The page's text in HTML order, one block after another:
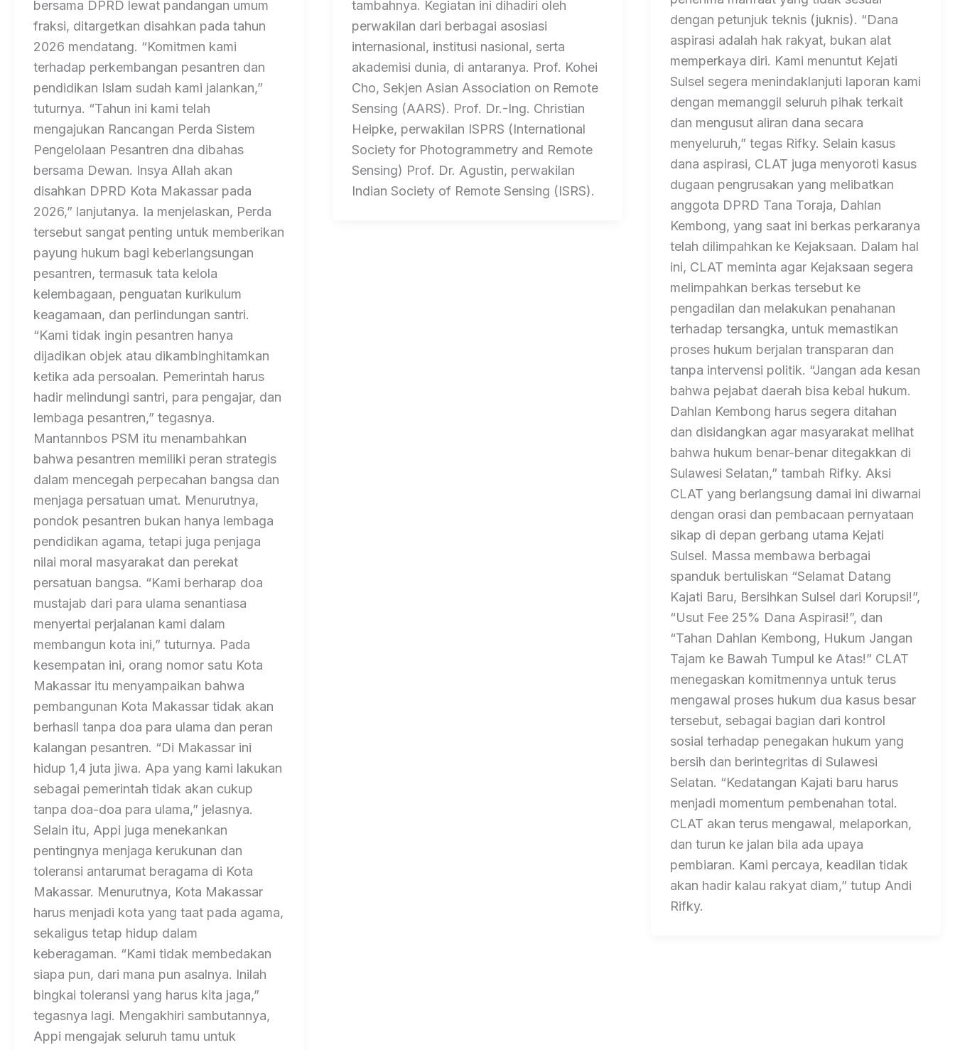
bersama DPRD lewat pandangan umum
fraksi, ditargetkan disahkan pada tahun
2026 mendatang. “Komitmen kami
terhadap perkembangan pesantren dan
pendidikan Islam sudah kami jalankan,”
tuturnya. “Tahun ini kami telah
mengajukan Rancangan Perda Sistem
Pengelolaan Pesantren dna dibahas
bersama Dewan. Insya Allah akan
disahkan DPRD Kota Makassar pada
2026,” lanjutanya. Ia menjelaskan, Perda
tersebut sangat penting untuk memberikan
payung hukum bagi keberlangsungan
pesantren, termasuk tata kelola
kelembagaan, penguatan kurikulum
keagamaan, dan perlindungan santri.
“Kami tidak ingin pesantren hanya
dijadikan objek atau dikambinghitamkan
ketika ada persoalan. Pemerintah harus
hadir melindungi santri, para pengajar, dan
lembaga pesantren,” tegasnya.
Mantannbos PSM itu menambahkan
bahwa pesantren memiliki peran strategis
dalam mencegah perpecahan bangsa dan
menjaga persatuan umat. Menurutnya,
pondok pesantren bukan hanya lembaga
pendidikan agama, tetapi juga penjaga
nilai moral masyarakat dan perekat
persatuan bangsa. “Kami berharap doa
mustajab dari para ulama senantiasa
menyertai perjalanan kami dalam
membangun kota ini,” tuturnya. Pada
kesempatan ini, orang nomor satu Kota
Makassar itu menyampaikan bahwa
pembangunan Kota Makassar tidak akan
berhasil tanpa doa para ulama dan peran
kalangan pesantren. “Di Makassar ini
hidup 1,4 juta jiwa. Apa yang kami lakukan
sebagai pemerintah tidak akan cukup
tanpa doa-doa para ulama,” jelasnya.
Selain itu, Appi juga menekankan
pentingnya menjaga kerukunan dan
toleransi antarumat beragama di Kota
Makassar. Menurutnya, Kota Makassar
harus menjadi kota yang taat pada agama,
sekaligus tetap hidup dalam
keberagaman. “Kami tidak membedakan
siapa pun, dari mana pun asalnya. Inilah
bingkai toleransi yang harus kita jaga,”
tegasnya lagi. Mengakhiri sambutannya,
Appi mengajak seluruh tamu untuk
tambahnya. Kegiatan ini dihadiri oleh
perwakilan dari berbagai asosiasi
internasional, institusi nasional, serta
akademisi dunia, di antaranya. Prof. Kohei
Cho, Sekjen Asian Association on Remote
Sensing (AARS). Prof. Dr.-Ing. Christian
Heipke, perwakilan ISPRS (International
Society for Photogrammetry and Remote
Sensing) Prof. Dr. Agustin, perwakilan
Indian Society of Remote Sensing (ISRS).
dengan petunjuk teknis (juknis). “Dana
aspirasi adalah hak rakyat, bukan alat
memperkaya diri. Kami menuntut Kejati
Sulsel segera menindaklanjuti laporan kami
dengan memanggil seluruh pihak terkait
dan mengusut aliran dana secara
menyeluruh,” tegas Rifky. Selain kasus
dana aspirasi, CLAT juga menyoroti kasus
dugaan pengrusakan yang melibatkan
anggota DPRD Tana Toraja, Dahlan
Kembong, yang saat ini berkas perkaranya
telah dilimpahkan ke Kejaksaan. Dalam hal
ini, CLAT meminta agar Kejaksaan segera
melimpahkan berkas tersebut ke
pengadilan dan melakukan penahanan
terhadap tersangka, untuk memastikan
proses hukum berjalan transparan dan
tanpa intervensi politik. “Jangan ada kesan
bahwa pejabat daerah bisa kebal hukum.
Dahlan Kembong harus segera ditahan
dan disidangkan agar masyarakat melihat
bahwa hukum benar-benar ditegakkan di
Sulawesi Selatan,” tambah Rifky. Aksi
CLAT yang berlangsung damai ini diwarnai
dengan orasi dan pembacaan pernyataan
sikap di depan gerbang utama Kejati
Sulsel. Massa membawa berbagai
spanduk bertuliskan “Selamat Datang
Kajati Baru, Bersihkan Sulsel dari Korupsi!”,
“Usut Fee 25% Dana Aspirasi!”, dan
“Tahan Dahlan Kembong, Hukum Jangan
Tajam ke Bawah Tumpul ke Atas!” CLAT
menegaskan komitmennya untuk terus
mengawal proses hukum dua kasus besar
tersebut, sebagai bagian dari kontrol
sosial terhadap penegakan hukum yang
bersih dan berintegritas di Sulawesi
Selatan. “Kedatangan Kajati baru harus
menjadi momentum pembenahan total.
CLAT akan terus mengawal, melaporkan,
dan turun ke jalan bila ada upaya
pembiaran. Kami percaya, keadilan tidak
akan hadir kalau rakyat diam,” tutup Andi
Rifky.